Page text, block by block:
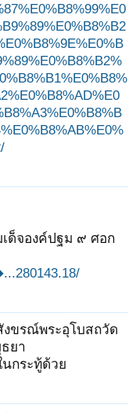
ด็จองค์ปฐม ๙ ศอก
ขรณ์พระอุโบสถวัด
ยา
กระทู้ด้วย